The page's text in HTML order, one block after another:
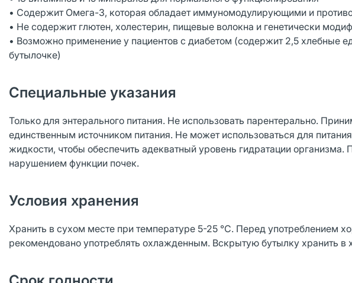
• Содержит Омега-3, которая обладает иммуномодулирующими и
• Не содержит глютен, холестерин, пищевые волокна и генетически
• Возможно применение у пациентов с диабетом (содержит 2,5 хлебные
бутылочке)
Специальные указания
Только для энтерального питания. Не использовать парентерально.
единственным источником питания. Не может использоваться для
жидкости, чтобы обеспечить адекватный уровень гидратации
нарушением функции почек.
Условия хранения
Хранить в сухом месте при температуре 5-25 °С. Перед употреблением
рекомендовано употреблять охлажденным. Вскрытую бутылку хранить в